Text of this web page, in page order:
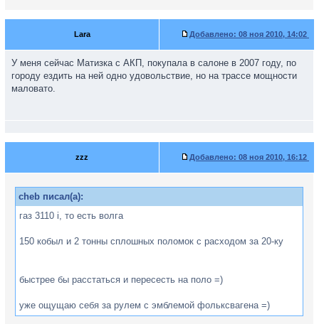
Lara Добавлено: 08 ноя 2010, 14:02
У меня сейчас Матизка с АКП, покупала в салоне в 2007 году, по
городу ездить на ней одно удовольствие, но на трассе мощности
маловато.
zzz Добавлено: 08 ноя 2010, 16:12
cheb писал(а):
газ 3110 i, то есть волга
150 кобыл и 2 тонны сплошных поломок с расходом за 20-ку
быстрее бы расстаться и пересесть на поло =)
уже ощущаю себя за рулем с эмблемой фольксвагена =)